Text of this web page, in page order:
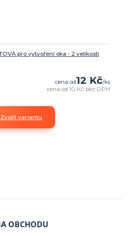
pro vytvoření oka - 2 velikosti
cena od12 Kč/ks
cena od10 Kč bez DPH
Zvolit variantu
OBCHODU